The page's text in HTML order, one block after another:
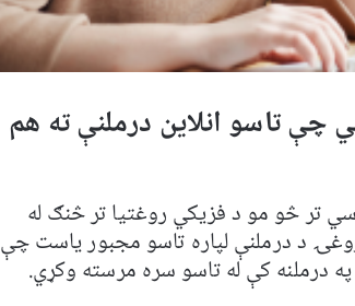
چې تاسو انلاین درملنې ته هم
تر څو مو د فزیکي روغتیا تر څنګ له
د درملنې لپاره تاسو مجبور یاست چې
درملنه کې له تاسو سره مرسته وکړي.